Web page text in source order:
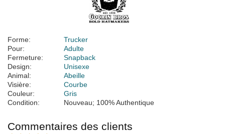
Forme:
Trucker
Pour:
Adulte
Fermeture:
Snapback
Design:
Unisexe
Animal:
Abeille
Visière:
Courbe
Couleur:
Gris
Condition:
Nouveau; 100% Authentique
Commentaires des clients